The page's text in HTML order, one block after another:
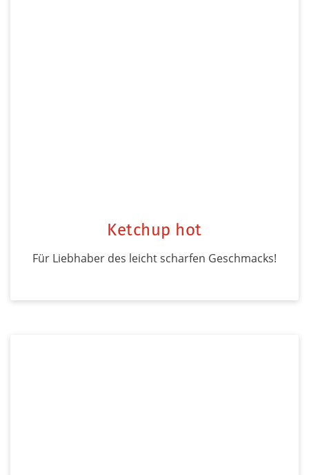
Ketchup hot
Für Liebhaber des leicht scharfen Geschmacks!